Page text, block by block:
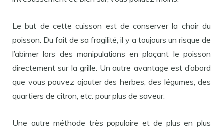
Le but de cette cuisson est de conserver la chair du
poisson. Du fait de sa fragilité, il y a toujours un risque de
l’abîmer lors des manipulations en plaçant le poisson
directement sur la grille. Un autre avantage est d’abord
que vous pouvez ajouter des herbes, des légumes, des
quartiers de citron, etc. pour plus de saveur.
Une autre méthode très populaire et de plus en plus